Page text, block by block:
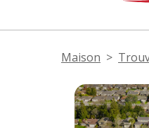
Maison